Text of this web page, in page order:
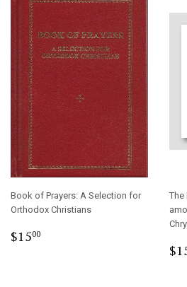
Book of Prayers: A Selection for
Orthodox Christians
Regular
$1500
The